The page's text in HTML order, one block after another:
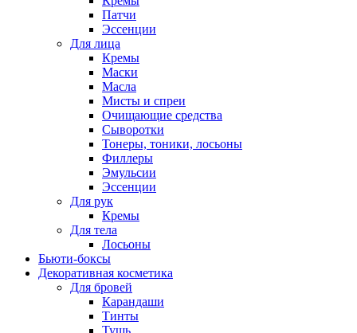
Патчи
Эссенции
Для лица
Кремы
Маски
Масла
Мисты и спреи
Очищающие средства
Сыворотки
Тонеры, тоники, лосьоны
Филлеры
Эмульсии
Эссенции
Для рук
Кремы
Для тела
Лосьоны
Бьюти-боксы
Декоративная косметика
Для бровей
Карандаши
Тинты